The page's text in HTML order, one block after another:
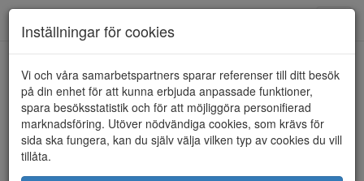
HEM RIEKER
Inställningar för cookies
Vi och våra samarbetspartners sparar referenser till ditt besök
på din enhet för att kunna erbjuda anpassade funktioner,
spara besöksstatistik och för att möjliggöra personifierad
marknadsföring. Utöver nödvändiga cookies, som krävs för
sida ska fungera, kan du själv välja vilken typ av cookies du vill
tillåta.